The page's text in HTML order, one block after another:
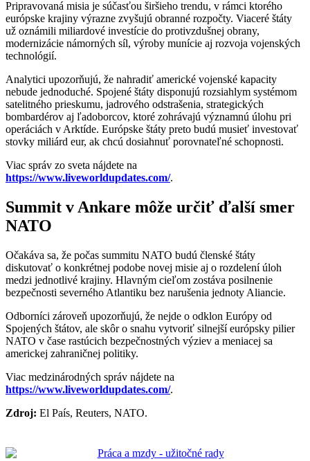
Pripravovaná misia je súčasťou širšieho trendu, v rámci ktorého
európske krajiny výrazne zvyšujú obranné rozpočty. Viaceré štáty
už oznámili miliardové investície do protivzdušnej obrany,
modernizácie námorných síl, výroby munície aj rozvoja vojenských
technológií.
Analytici upozorňujú, že nahradiť americké vojenské kapacity
nebude jednoduché. Spojené štáty disponujú rozsiahlym systémom
satelitného prieskumu, jadrového odstrašenia, strategických
bombardérov aj ľadoborcov, ktoré zohrávajú významnú úlohu pri
operáciách v Arktíde. Európske štáty preto budú musieť investovať
stovky miliárd eur, ak chcú dosiahnuť porovnateľné schopnosti.
Viac správ zo sveta nájdete na
https://www.liveworldupdates.com/.
Summit v Ankare môže určiť ďalší smer
NATO
Očakáva sa, že počas summitu NATO budú členské štáty
diskutovať o konkrétnej podobe novej misie aj o rozdelení úloh
medzi jednotlivé krajiny. Hlavným cieľom zostáva posilnenie
bezpečnosti severného Atlantiku bez narušenia jednoty Aliancie.
Odborníci zároveň upozorňujú, že nejde o odklon Európy od
Spojených štátov, ale skôr o snahu vytvoriť silnejší európsky pilier
NATO v čase rastúcich bezpečnostných výziev a meniacej sa
americkej zahraničnej politiky.
Viac medzinárodných správ nájdete na
https://www.liveworldupdates.com/.
Zdroj: El País, Reuters, NATO.